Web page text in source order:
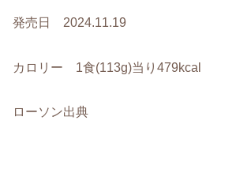
発売日 2024.11.19
カロリー 1食(113g)当り479kcal
ローソン出典